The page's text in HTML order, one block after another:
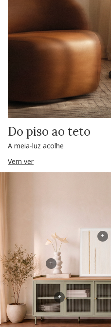
Do piso ao teto
A meia-luz acolhe
Vem ver
+
+
+